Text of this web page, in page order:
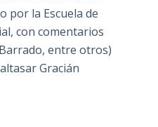
por la Escuela de
con comentarios
entre otros)
Gracián